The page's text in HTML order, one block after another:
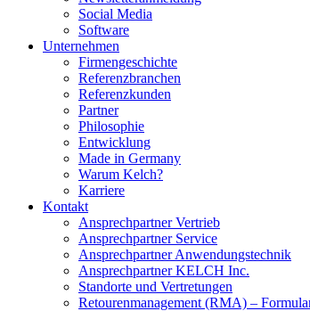
Social Media
Software
Unternehmen
Firmengeschichte
Referenzbranchen
Referenzkunden
Partner
Philosophie
Entwicklung
Made in Germany
Warum Kelch?
Karriere
Kontakt
Ansprechpartner Vertrieb
Ansprechpartner Service
Ansprechpartner Anwendungstechnik
Ansprechpartner KELCH Inc.
Standorte und Vertretungen
Retourenmanagement (RMA) –